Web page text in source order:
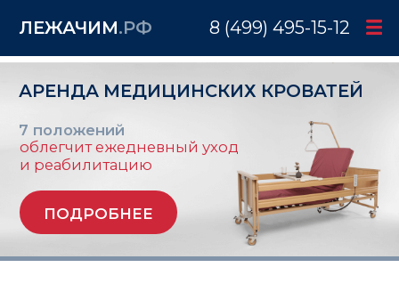
ЛЕЖАЧИМ.РФ 8 (499) 495-15-12
АРЕНДА МЕДИЦИНСКИХ КРОВАТЕЙ
ПОДРОБНЕЕ
7 положений
Главная - Статьи